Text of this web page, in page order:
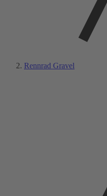
Rennrad Gravel